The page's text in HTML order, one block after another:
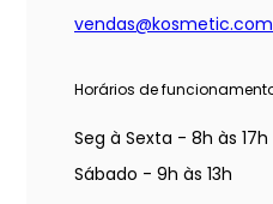
Horários de
Seg à Sexta - 8h às 17h
Sábado - 9h às 13h